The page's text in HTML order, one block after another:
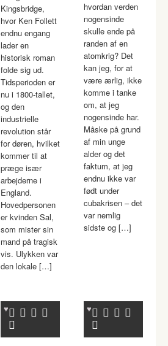
Kingsbridge,
hvor Ken Follett
endnu engang
lader en
historisk roman
folde sig ud.
Tidsperioden er
nu i 1800-tallet,
og den
industrielle
revolution står
for døren, hvilket
kommer til at
præge især
arbejderne i
England.
Hovedpersonen
er kvinden Sal,
som mister sin
mand på tragisk
vis. Ulykken var
den lokale […]
hvordan verden
nogensinde
skulle ende på
randen af en
atomkrig? Det
kan jeg, for at
være ærlig, ikke
komme i tanke
om, at jeg
nogensinde har.
Måske på grund
af min unge
alder og det
faktum, at jeg
endnu ikke var
født under
cubakrisen – det
var nemlig
sidste og […]